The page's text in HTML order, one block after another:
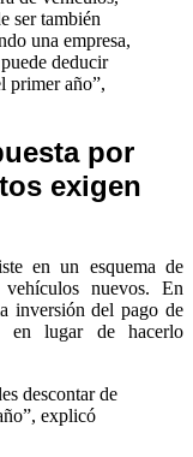
ser también
una empresa,
deducir
primer año”,
por
exigen
en un esquema de
nuevos. En
inversión del pago de
en lugar de hacerlo
descontar de
explicó